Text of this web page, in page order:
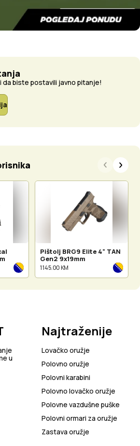
da biste postavili javno pitanje!
Pištolj BRG9 Elite 4" TAN
Gen2 9x19mm
1 145.00 KM
u
Najtraženije
Lovačko oružje
Polovno oružje
Polovni karabini
Polovno lovačko oružje
Polovne vazdušne puške
Polovni ormari za oružje
Zastava oružje